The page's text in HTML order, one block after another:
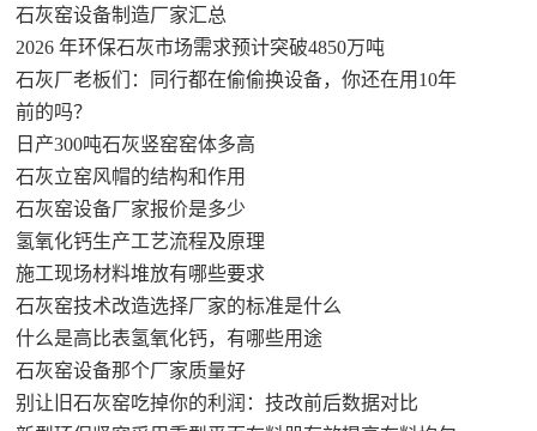
石灰窑设备制造厂家汇总
2026 年环保石灰市场需求预计突破4850万吨
石灰厂老板们：同行都在偷偷换设备，你还在用10年
前的吗？
日产300吨石灰竖窑窑体多高
石灰立窑风帽的结构和作用
石灰窑设备厂家报价是多少
氢氧化钙生产工艺流程及原理
施工现场材料堆放有哪些要求
石灰窑技术改造选择厂家的标准是什么
什么是高比表氢氧化钙，有哪些用途
石灰窑设备那个厂家质量好
别让旧石灰窑吃掉你的利润：技改前后数据对比